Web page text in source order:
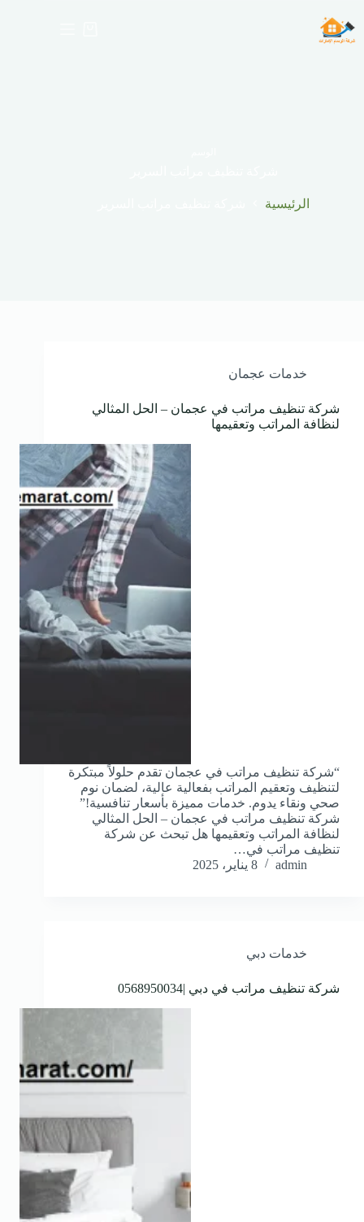
إلى
المحتوى
الرئيسية
خدمات عجمان
شركة تنظيف مراتب في عجمان – الحل المثالي
لنظافة المراتب وتعقيمها
“شركة تنظيف مراتب في عجمان تقدم حلولاً مبتكرة
لتنظيف وتعقيم المراتب بفعالية عالية، لضمان نوم
صحي ونقاء يدوم. خدمات مميزة بأسعار تنافسية!”
شركة تنظيف مراتب في عجمان – الحل المثالي
لنظافة المراتب وتعقيمها هل تبحث عن شركة
تنظيف مراتب في…
admin
8 يناير، 2025
خدمات دبي
شركة تنظيف مراتب في دبي |0568950034